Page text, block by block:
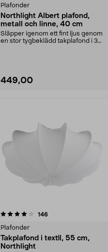
Plafonder
Northlight Albert plafond,
metall och linne, 40 cm
Släpper igenom ett fint ljus genom
en stor tygbeklädd takplafond i 3
449,00
146recensioner
Plafonder
Takplafond i textil, 55 cm,
Northlight
4.5 av 5 stjärnor